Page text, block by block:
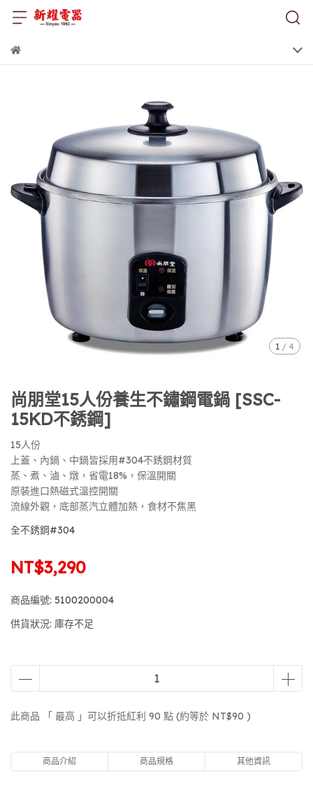
1 / 4
尚朋堂15人份養生不鏽鋼電鍋 [SSC-
15KD不銹鋼]
15人份
上蓋、內鍋、中鍋皆採用#304不銹鋼材質
蒸、煮、滷、燉，省電18%，保溫開關
原裝進口熱磁式溫控開關
流線外觀，底部蒸汽立體加熱，食材不焦黑
全不銹鋼#304
NT$3,290
商品編號: 5100200004
供貨狀況: 庫存不足
此商品 「 最高 」可以折抵紅利 90 點 (約等於 NT$90 )
商品介紹 商品規格 其他資訊